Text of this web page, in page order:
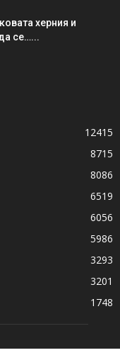
херния и
се…...
12415
8715
8086
6519
6056
5986
3293
3201
1748